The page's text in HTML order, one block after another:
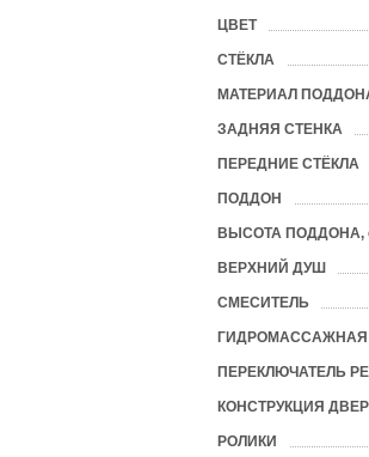
ЦВЕТ
СТЁКЛА
МАТЕРИАЛ
ЗАДНЯЯ СТЕНКА
ПЕРЕДНИЕ СТЁКЛА
ПОДДОН
ВЫСОТА ПОДДОНА,
ВЕРХНИЙ ДУШ
СМЕСИТЕЛЬ
ПЕРЕКЛЮЧАТЕЛЬ
КОНСТРУКЦИЯ
РОЛИКИ